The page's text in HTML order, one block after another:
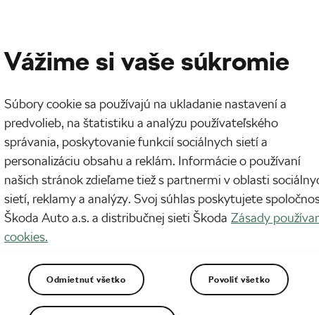
a veterného počasia na jeseň –
Vážime si vaše súkromie
Súbory cookie sa používajú na ukladanie nastavení a
predvolieb, na štatistiku a analýzu používateľského
správania, poskytovanie funkcií sociálnych sietí a
personalizáciu obsahu a reklám. Informácie o používaní
našich stránok zdieľame tiež s partnermi v oblasti
sietí, reklamy a analýzy. Svoj súhlas poskytujete
Škoda Auto a.s. a distribučnej sieti Škoda Zásady
cookies.
Odmietnuť všetko Povoliť všetko